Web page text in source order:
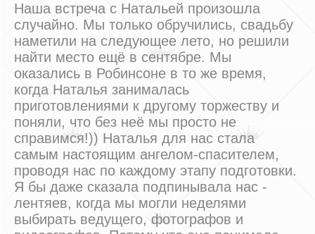
Наша встреча с Натальей произошла
случайно. Мы только обручились, свадьбу
наметили на следующее лето, но решили
найти место ещё в сентябре. Мы
оказались в Робинсоне в то же время,
когда Наталья занималась
приготовлениями к другому торжеству и
поняли, что без неё мы просто не
справимся!)) Наталья для нас стала
самым настоящим ангелом-спасителем,
проводя нас по каждому этапу подготовки.
Я бы даже сказала подпинывала нас -
лентяев, когда мы могли неделями
выбирать ведущего, фотографов и